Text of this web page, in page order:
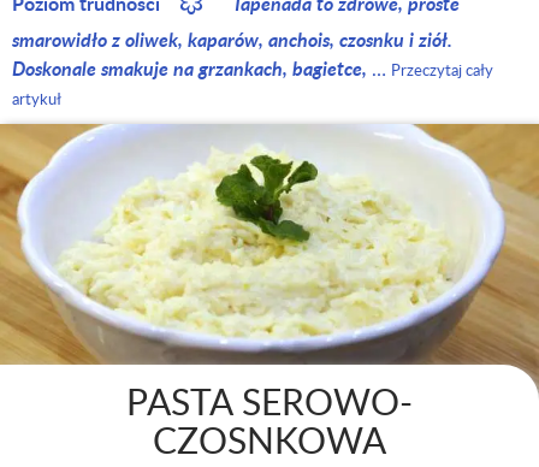
smarowidło z oliwek, kaparów, anchois, czosnku i ziół.
Doskonale smakuje na grzankach, bagietce, … Przeczytaj cały
artykuł
PASTA SEROWO-
CZOSNKOWA